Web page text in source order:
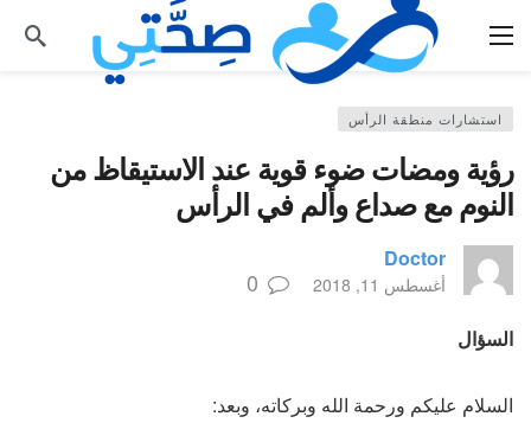
استشارات منطقة الرأس
رؤية ومضات ضوء قوية عند الاستيقاظ من
النوم مع صداع وألم في الرأس
Doctor
أغسطس 11, 2018 0
السؤال
السلام عليكم ورحمة الله وبركاته، وبعد: